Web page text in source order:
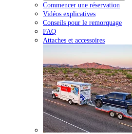
Commencer une réservation
Vidéos explicatives
Conseils pour le remorquage
FAQ
Attaches et accessoires